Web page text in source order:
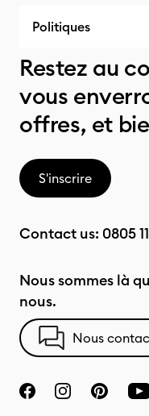
Politiques
Restez au
vous
offres, et
S'inscrire
Contact us: 0805
Nous sommes là
nous.
Nous